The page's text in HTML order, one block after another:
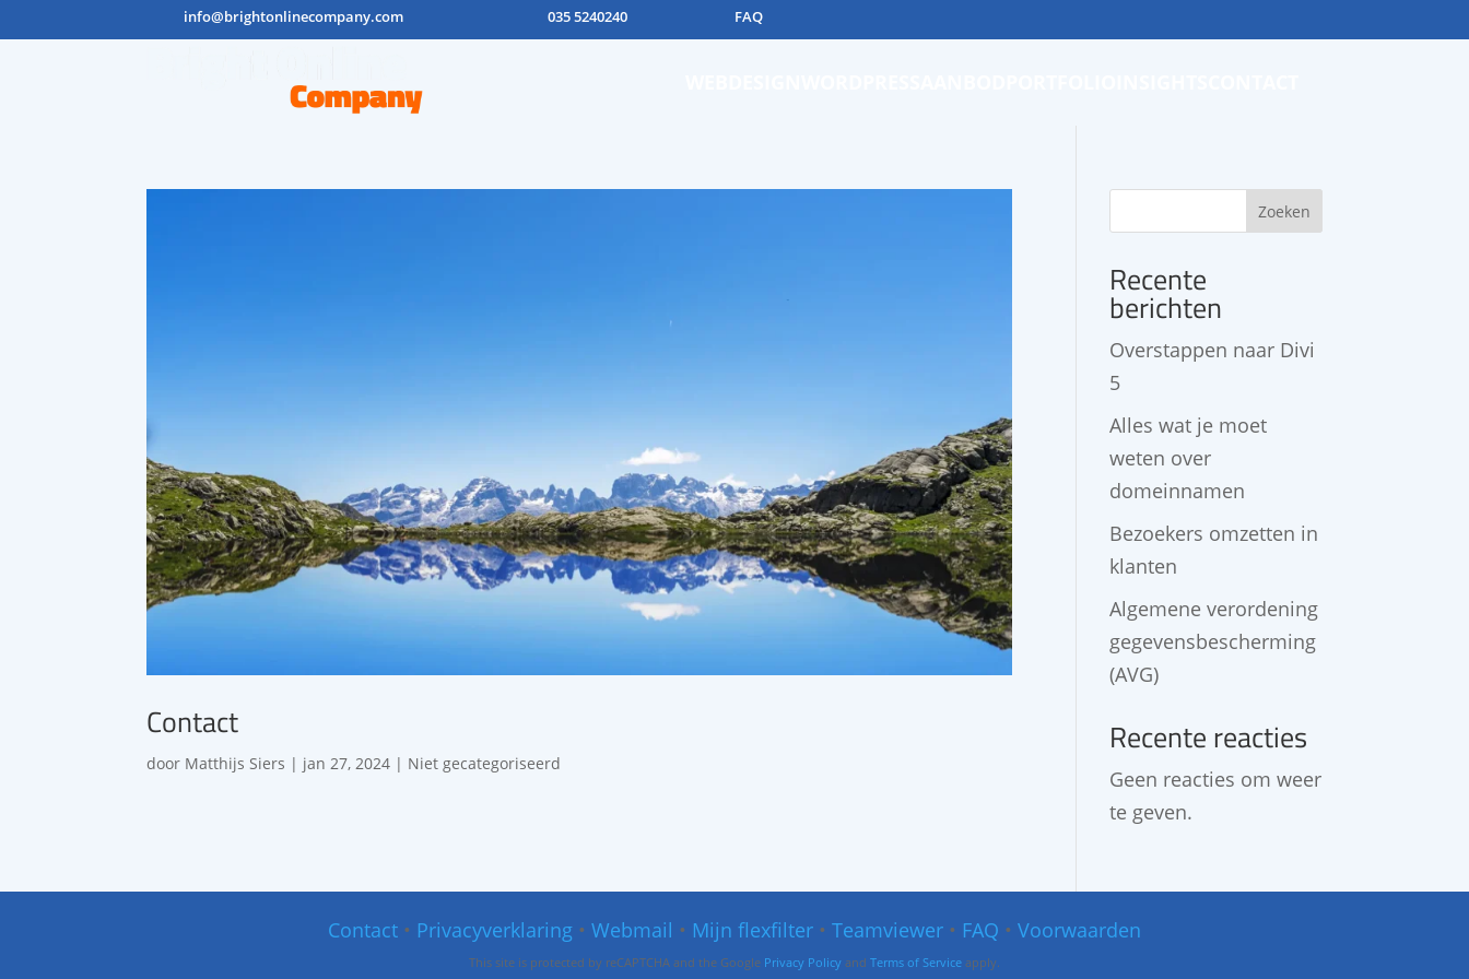
info@brightonlinecompany.com 035 5240240 FAQ
Contact
door Matthijs Siers | jan 27, 2024 | Niet gecategoriseerd
Zoeken
Recente
berichten
Overstappen naar Divi
5
Alles wat je moet
weten over
domeinnamen
Bezoekers omzetten in
klanten
Algemene verordening
gegevensbescherming
(AVG)
Recente reacties
Geen reacties om weer
te geven.
Contact • Privacyverklaring • Webmail • Mijn flexfilter • Teamviewer • FAQ • Voorwaarden
This site is protected by reCAPTCHA and the Google Privacy Policy and Terms of Service apply.